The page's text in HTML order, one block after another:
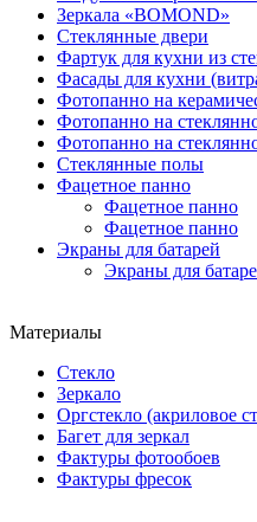
Зеркала «BOMOND»
Стеклянные двери
Фартук для кухни из
Фасады для кухни
Фотопанно на
Фотопанно на
Фотопанно на
Стеклянные полы
Фацетное панно
Фацетное панно
Фацетное панно
Экраны для батарей
Экраны для
Материалы
Стекло
Зеркало
Оргстекло (акриловое
Багет для зеркал
Фактуры фотообоев
Фактуры фресок